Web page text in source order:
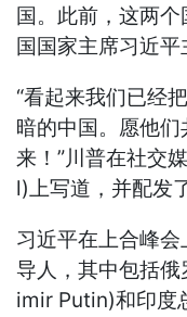
国。此前，这两
国国家主席习近平
“看起来我们已经
暗的中国。愿他
来！”川普在社交
l)上写道，并配发
习近平在上合峰
导人，其中包括
imir Putin)和印度